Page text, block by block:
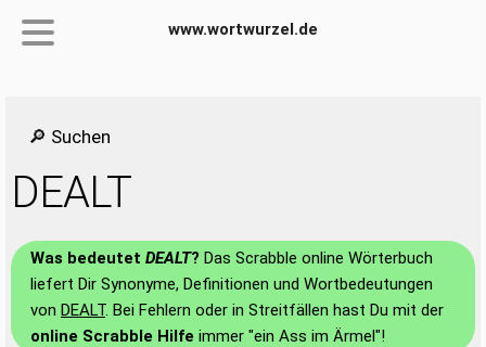
www.wortwurzel.de
🔎 Suchen
DEALT
Was bedeutet DEALT? Das Scrabble online Wörterbuch
liefert Dir Synonyme, Definitionen und Wortbedeutungen
von DEALT. Bei Fehlern oder in Streitfällen hast Du mit der
online Scrabble Hilfe immer "ein Ass im Ärmel"!